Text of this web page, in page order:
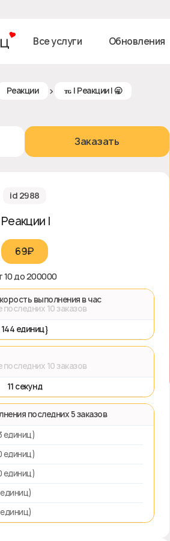
Все услуги Обновления
Реакции > ᴛɢ | Реакции | 🥱
Заказать
id 2988
| 🥱
69₽‎
10 до 200000
выполнения в час
10 заказов
144 единиц}
10 заказов
11 секунд
последних 5 заказов
единиц)
единиц)
единиц)